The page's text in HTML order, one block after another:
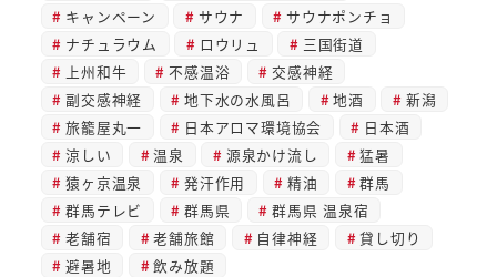
キャンペーン
サウナ
サウナポンチョ
ナチュラウム
ロウリュ
三国街道
上州和牛
不感温浴
交感神経
副交感神経
地下水の水風呂 地酒
新潟
旅籠屋丸一
日本アロマ環境協会
日本酒
涼しい
温泉 源泉かけ流し
猛暑
猿ヶ京温泉
発汗作用 精油
群馬
群馬テレビ
群馬県
群馬県 温泉宿
老舗宿
老舗旅館 自律神経
貸し切り
避暑地
飲み放題